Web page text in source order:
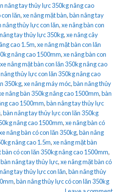
nâng tay thủy lực 350kg nâng cao
lăn,xe nâng mặt bàn,bàn nâng tay
nâng thủy lực con lăn,xe nâng bàn con
tay thủy lực 350kg,xe nâng cây
cao 1.5m,xe nâng mặt bàn con lăn
nâng cao 1500mm,xe nâng bàn con
xe nâng mặt bàn con lăn 350kg nâng cao
thủy lực con lăn 350kg nâng cao
350kg,xe nâng máy móc,bàn nâng thủy
nâng bàn 350kg nâng cao 1500mm,bàn
cao 1500mm,bàn nâng tay thủy lực
,bàn nâng tay thủy lực con lăn 350kg
nâng cao 1500mm,xe nâng bàn có
nâng bàn có con lăn 350kg,bàn nâng
nâng cao 1.5m,xe nâng mặt bàn
bàn có con lăn 350kg nâng cao 1500mm,
bàn nâng tay thủy lực,xe nâng mặt bàn có
tay thủy lực con lăn,bàn nâng thủy
,bàn nâng thủy lực có con lăn 350kg